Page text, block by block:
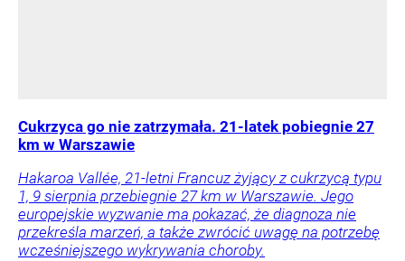
Cukrzyca go nie zatrzymała. 21-latek pobiegnie 27
km w Warszawie
Hakaroa Vallée, 21-letni Francuz żyjący z cukrzycą typu
1, 9 sierpnia przebiegnie 27 km w Warszawie. Jego
europejskie wyzwanie ma pokazać, że diagnoza nie
przekreśla marzeń, a także zwrócić uwagę na potrzebę
wcześniejszego wykrywania choroby.